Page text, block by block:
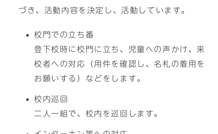
づき、活動内容を決定し、活動しています。
校門での立ち番
登下校時に校門に立ち、児童への声かけ、来
校者への対応（用件を確認し、名札の着用を
お願いする）などをします。
校内巡回
二人一組で、校内を巡回します。